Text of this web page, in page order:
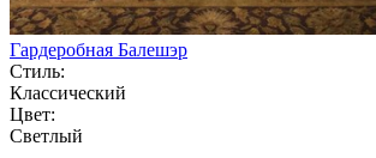
Гардеробная Балешэр
Стиль:
Классический
Цвет:
Светлый